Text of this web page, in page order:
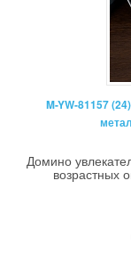
M-YW-81157
Домино
возрастных